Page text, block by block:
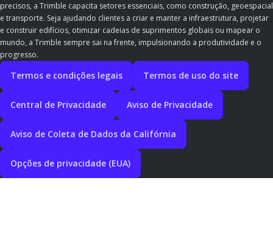
precisos, a Trimble capacita setores essenciais, como construção, geoespacial
e transporte. Seja ajudando clientes a criar e manter a infraestrutura, projetar
e construir edifícios, otimizar cadeias de suprimentos globais ou mapear o
mundo, a Trimble sempre sai na frente, impulsionando a produtividade e o
progresso.
Termos e condições legais Termos de uso do site
Central de Privacidade Aviso de Privacidade
Aviso de Coleta de Dados da Califórnia
Opções de privacidade (EUA)